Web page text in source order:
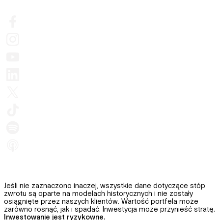
Jeśli nie zaznaczono inaczej, wszystkie dane dotyczące stóp
zwrotu są oparte na modelach historycznych i nie zostały
osiągnięte przez naszych klientów. Wartość portfela może
zarówno rosnąć, jak i spadać. Inwestycja może przynieść stratę.
Inwestowanie jest ryzykowne.